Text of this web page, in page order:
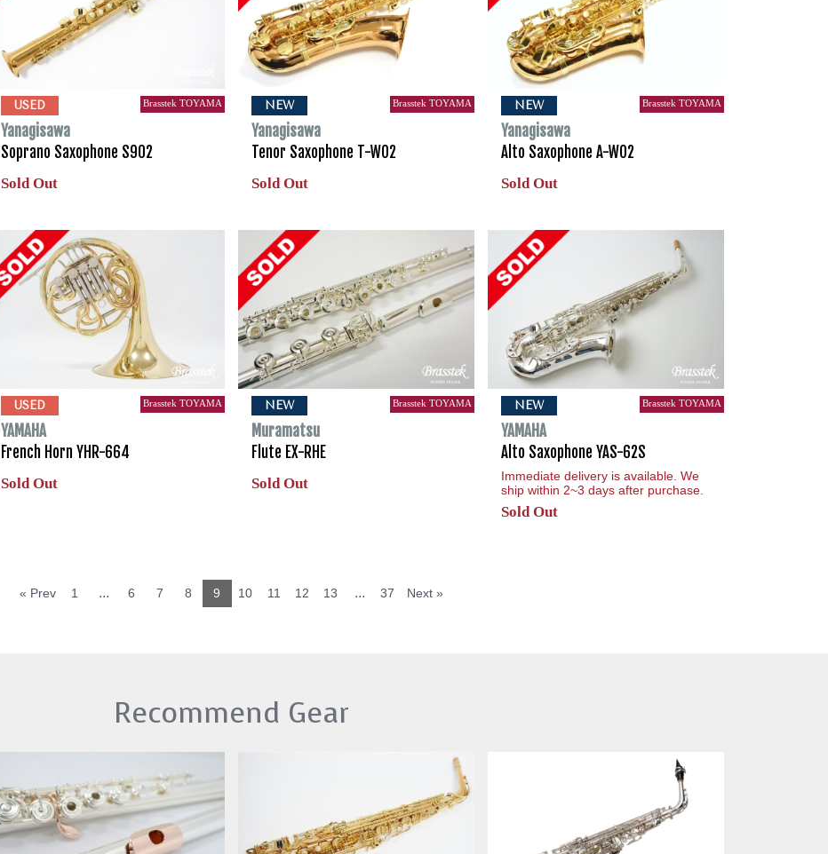
USED Brasstek TOYAMA
Yanagisawa
Soprano Saxophone S902
Sold Out
NEW Brasstek TOYAMA
Yanagisawa
Tenor Saxophone T-WO2
Sold Out
NEW Brasstek TOYAMA
Yanagisawa
Alto Saxophone A-WO2
Sold Out
USED Brasstek TOYAMA
YAMAHA
French Horn YHR-664
Sold Out
NEW Brasstek TOYAMA
Muramatsu
Flute EX-RHE
Sold Out
NEW Brasstek TOYAMA
YAMAHA
Alto Saxophone YAS-62S
Immediate delivery is available. We
ship within 2~3 days after purchase.
Sold Out
« Prev 1 ... 6 7 8 9 10 11 12 13 ... 37 Next »
Recommend Gear